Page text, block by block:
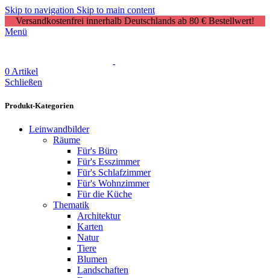
Skip to navigation Skip to main content
Versandkostenfrei innerhalb Deutschlands ab 80 € Bestellwert!
Menü
0 Artikel
Schließen
Produkt-Kategorien
Leinwandbilder
Räume
Für's Büro
Für's Esszimmer
Für's Schlafzimmer
Für's Wohnzimmer
Für die Küche
Thematik
Architektur
Karten
Natur
Tiere
Blumen
Landschaften